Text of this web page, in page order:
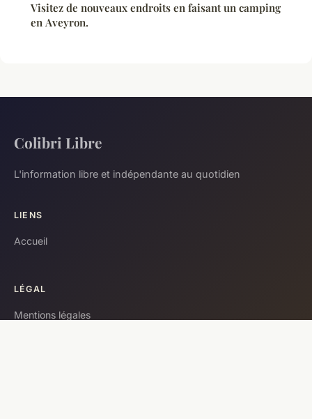
Visitez de nouveaux endroits en faisant un camping
en Aveyron.
Colibri Libre
L'information libre et indépendante au quotidien
LIENS
Accueil
LÉGAL
Mentions légales